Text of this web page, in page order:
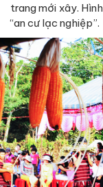
trang mới xây.
“an cư lạc nghiệp”.